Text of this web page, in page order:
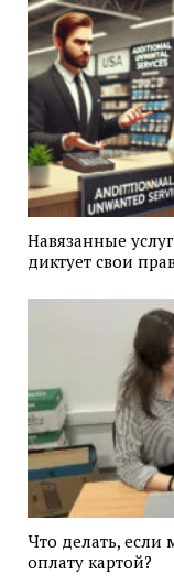
Навязанные
диктует свои
Что делать, если
оплату картой?